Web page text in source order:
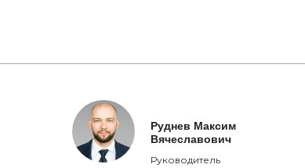
Руднев Максим
Вячеславович
Руководитель